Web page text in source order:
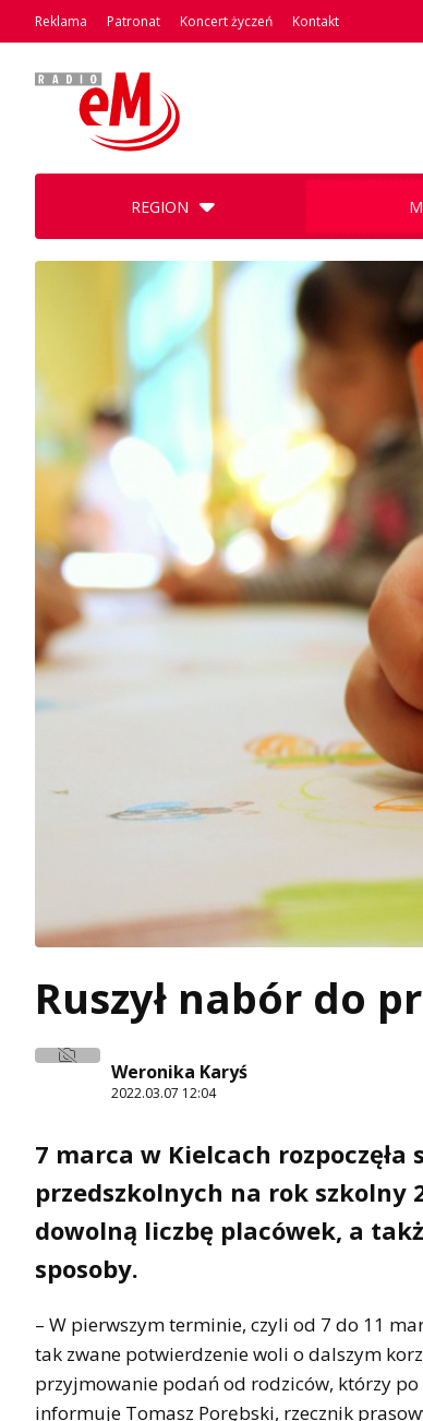
Reklama Patronat Koncert życzeń Kontakt
REGION
Ruszył nabór do
Weronika Karyś
2022.03.07 12:04
7 marca w Kielcach
przedszkolnych na rok szkolny
dowolną liczbę placówek, a
sposoby.
– W pierwszym terminie, czyli od 7 do 11
tak zwane potwierdzenie woli o dalszym
przyjmowanie podań od rodziców, którzy
informuje Tomasz Porębski, rzecznik